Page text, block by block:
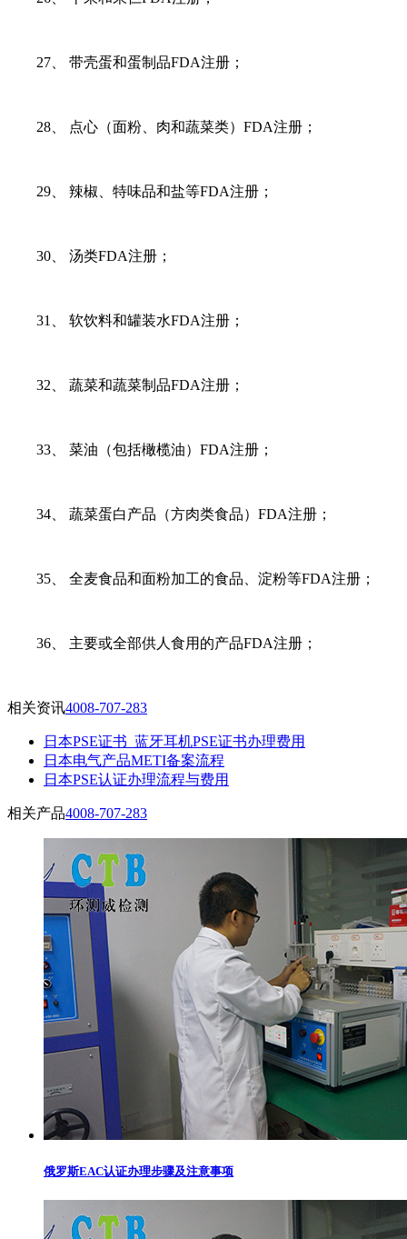
27、 带壳蛋和蛋制品FDA注册；
28、 点心（面粉、肉和蔬菜类）FDA注册；
29、 辣椒、特味品和盐等FDA注册；
30、 汤类FDA注册；
31、 软饮料和罐装水FDA注册；
32、 蔬菜和蔬菜制品FDA注册；
33、 菜油（包括橄榄油）FDA注册；
34、 蔬菜蛋白产品（方肉类食品）FDA注册；
35、 全麦食品和面粉加工的食品、淀粉等FDA注册；
36、 主要或全部供人食用的产品FDA注册；
相关资讯4008-707-283
日本PSE证书_蓝牙耳机PSE证书办理费用
日本电气产品METI备案流程
日本PSE认证办理流程与费用
相关产品4008-707-283
俄罗斯EAC认证办理步骤及注意事项